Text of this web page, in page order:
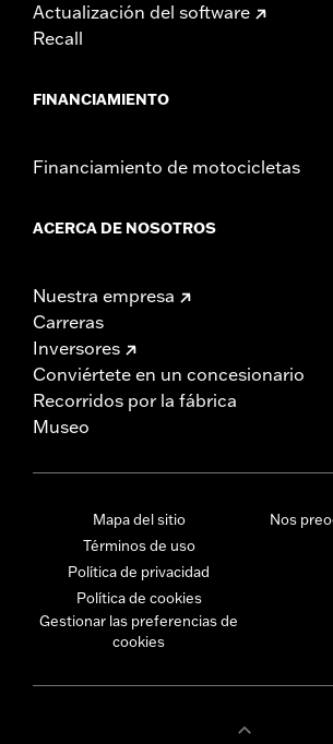
Actualización del software
Recall
FINANCIAMIENTO
Financiamiento de motocicletas
ACERCA DE NOSOTROS
Nuestra empresa
Carreras
Inversores
Conviértete en un concesionario
Recorridos por la fábrica
Museo
Mapa del sitio
Términos de uso
Política de privacidad
Política de cookies
Gestionar las preferencias de
cookies
Nos